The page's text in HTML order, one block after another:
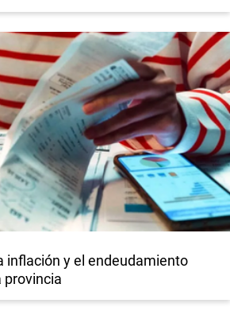
inflación y el endeudamiento
provincia